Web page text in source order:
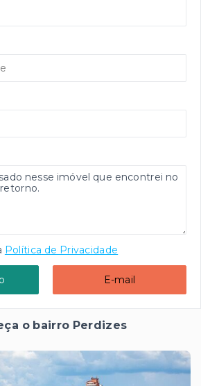
Política de Privacidade
E-mail
o bairro Perdizes